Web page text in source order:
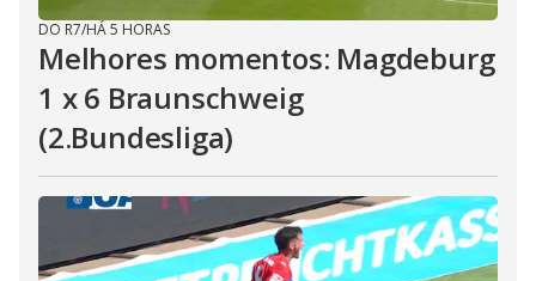
DO R7/HÁ 5 HORAS
Melhores momentos: Magdeburg
1 x 6 Braunschweig
(2.Bundesliga)